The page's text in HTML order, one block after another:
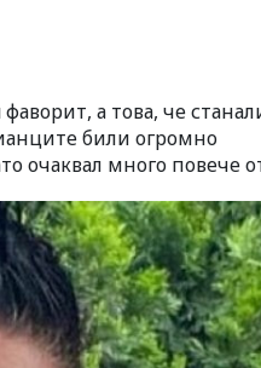
а това, че
били огромно
очаквал много повече